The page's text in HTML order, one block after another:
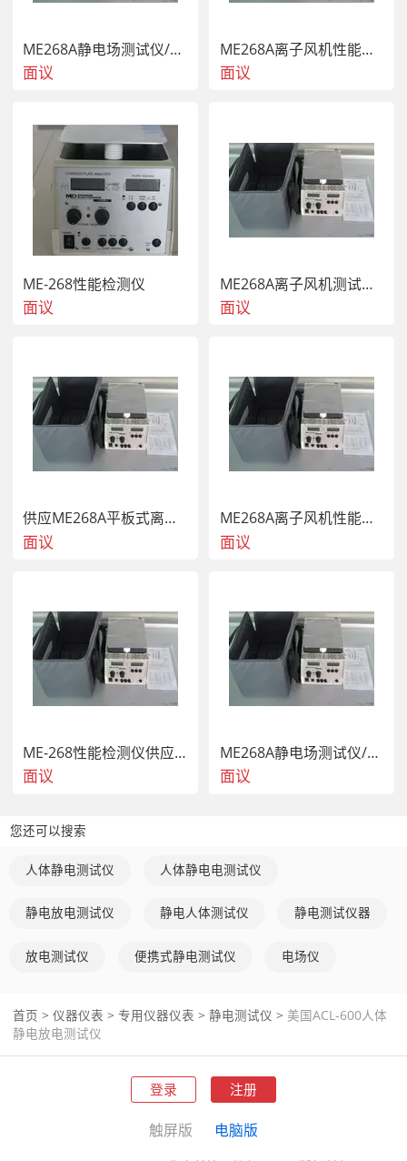
区内是否产生静电。
量，也可用来测量两个人之间的静电位差，以及验证腕带、
绕线、接地插头、专用地板、涂层、工作服、椅子等是否防
护有效。ACL-600静电检测表是一种性能可靠、简便好用的
静电指示器，可以保护您宝贵的设备免受静电危害，从而节
省资金。为了保证测量的精度, 重要的为了使工作人员放电
至  界限以下，ACL-600静电检测表必须接地使用。接触测
量，然后观察液晶显示给出的正、负两极在0～19,990伏间
的静电电压值。该仪表在一直保持“打开”的状态下，一块电
池可使用6个月。每12个月需校准一次。
U1(31)的R12端，用数字电压表检测这个电压，并调节
VR1，直到读数与数字电压表相符（普通的AA电池可作为1
伏电压输入）。
2、用数字电压表检测，将ACL-600接到6.5伏电源上，调节
VR2，直到出现"LOBAT"指示。
ME268A静电场测试仪/离子风机测试仪
面议
ME268A离子风机性能检测仪
面议
ME-268性能检测仪
面议
ME268A离子风机测试仪操作说明
面议
供应ME268A平板式离子风机测试仪供应商
面议
ME268A离子风机性能检测仪供应商
面议
ME-268性能检测仪供应商
面议
ME268A静电场测试仪/离子风机测试仪总代理
面议
您还可以搜索
人体静电测试仪 人体静电电测试仪
静电放电测试仪 静电人体测试仪 静电测试仪器
放电测试仪 便携式静电测试仪 电场仪
首页 > 仪器仪表 > 专用仪器仪表 > 静电测试仪 > 美国ACL-600人体
静电放电测试仪
登录 注册
触屏版 电脑版